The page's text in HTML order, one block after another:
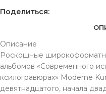
Поделиться:
Описание
Роскошные
альбомов «Современного
ксилогравюрах» Moderne
девятнадцатого, начала